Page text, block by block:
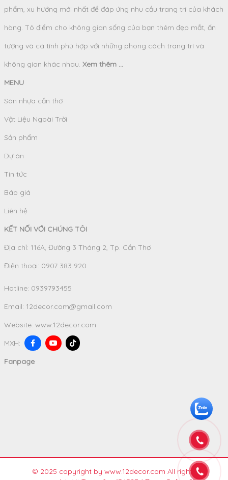
phẩm, xu hướng mới nhất để đáp ứng nhu cầu trang trí của khách
hàng. Tô điểm cho không gian sống của bạn thêm đẹp mắt, ấn
tượng và cá tính phù hợp với những phong cách trang trí và
không gian khác nhau. Xem thêm ...
MENU
Sàn nhựa cần thơ
Vật Liệu Ngoài Trời
Sản phẩm
Dự án
Tin tức
Báo giá
Liên hệ
KẾT NỐI VỚI CHÚNG TÔI
Địa chỉ: 116A, Đường 3 Tháng 2, Tp. Cần Thơ
Điện thoại: 0907 383 920
Hotline: 0939793455
Email: 12decor.com@gmail.com
Website: www.12decor.com
MXH:
Fanpage
© 2025 copyright by www.12decor.com All rights